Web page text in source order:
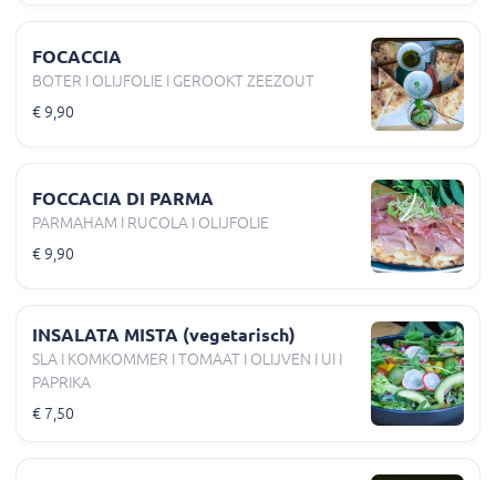
FOCACCIA
BOTER I OLIJFOLIE I GEROOKT ZEEZOUT
€ 9,90
FOCCACIA DI PARMA
PARMAHAM I RUCOLA I OLIJFOLIE
€ 9,90
INSALATA MISTA (vegetarisch)
SLA I KOMKOMMER I TOMAAT I OLIJVEN I UI I
PAPRIKA
€ 7,50